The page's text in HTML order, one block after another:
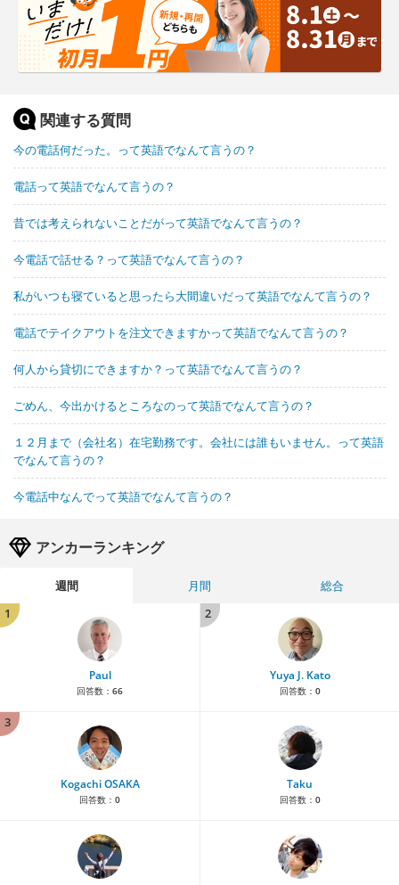
関連する質問
今の電話何だった。って英語でなんて言うの？
電話って英語でなんて言うの？
昔では考えられないことだがって英語でなんて言うの？
今電話で話せる？って英語でなんて言うの？
私がいつも寝ていると思ったら大間違いだって英語でなんて言うの？
電話でテイクアウトを注文できますかって英語でなんて言うの？
何人から貸切にできますか？って英語でなんて言うの？
ごめん、今出かけるところなのって英語でなんて言うの？
１２月まで（会社名）在宅勤務です。会社には誰もいません。って英語
でなんて言うの？
今電話中なんでって英語でなんて言うの？
アンカーランキング
週間 月間
総合
1
Paul
回答数： 66
2
Yuya J. Kato
回答数： 0
3
Kogachi OSAKA
回答数： 0
Taku
回答数： 0